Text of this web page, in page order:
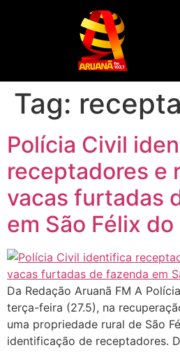
Tag:
Polícia Civil
receptadores e
vacas furtadas
em São Félix
Da Redação Aruanã FM A
terça-feira (27.5), na
uma propriedade rural de São
identificação de receptadores.